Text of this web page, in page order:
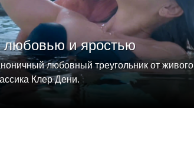
и яростью
любовный треугольник от живого
Клер Дени.